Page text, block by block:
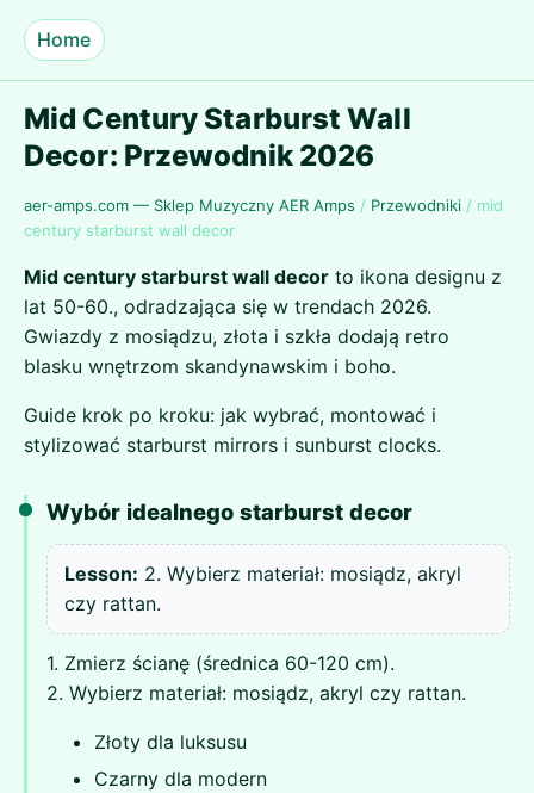
Home
Mid Century Starburst Wall
Decor: Przewodnik 2026
aer-amps.com — Sklep Muzyczny AER Amps / Przewodniki / mid
century starburst wall decor
Mid century starburst wall decor to ikona designu z
lat 50-60., odradzająca się w trendach 2026.
Gwiazdy z mosiądzu, złota i szkła dodają retro
blasku wnętrzom skandynawskim i boho.
Guide krok po kroku: jak wybrać, montować i
stylizować starburst mirrors i sunburst clocks.
Wybór idealnego starburst decor
Lesson: 2. Wybierz materiał: mosiądz, akryl
czy rattan.
1. Zmierz ścianę (średnica 60-120 cm).
2. Wybierz materiał: mosiądz, akryl czy rattan.
Złoty dla luksusu
Czarny dla modern